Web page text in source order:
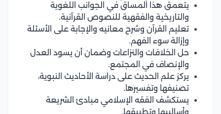
يتعمق هذا المساق في الجوانب اللغوية
والتاريخية والفقهية للنصوص القرآنية.
تعليم القرآن وشرح معانيه والإجابة على الأسئلة
وإزالة سوء الفهم.
حل الخلافات والنزاعات وضمان أن يسود العدل
والإنصاف في المجتمع.
يركز علم الحديث على دراسة الأحاديث النبوية،
تصنيفها وتفسيرها.
يستكشف الفقه الإسلامي مبادئ الشريعة
وأساليبها وتطبيقها.